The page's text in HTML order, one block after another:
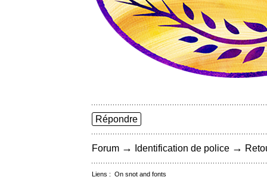
Répondre
Forum → Identification de police →
Liens : On snot and fonts